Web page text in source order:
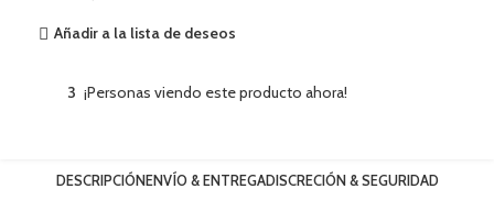
Añadir a la lista de deseos
3 ¡Personas viendo este producto ahora!
DESCRIPCIÓNENVÍO & ENTREGADISCRECIÓN & SEGURIDAD